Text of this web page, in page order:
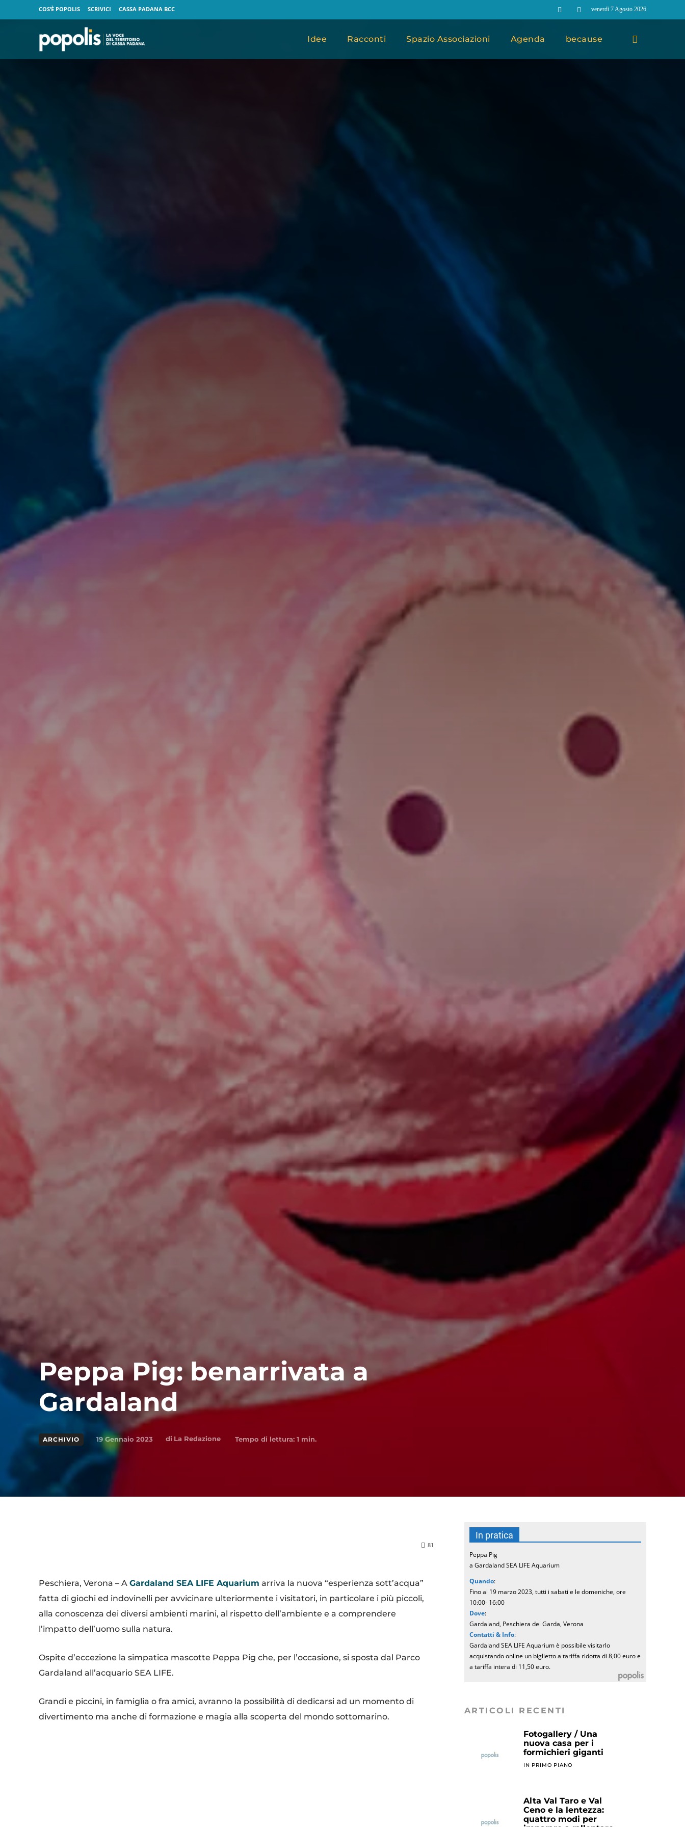
COS’È POPOLIS SCRIVICI CASSA PADANA BCC venerdì 7 Agosto 2026
Idee Racconti Spazio Associazioni Agenda because
Peppa Pig: benarrivata a
Gardaland
ARCHIVIO 19 Gennaio 2023 di La Redazione Tempo di lettura: 1 min.
81
Peschiera, Verona – A Gardaland SEA LIFE Aquarium arriva la nuova “esperienza sott’acqua”
fatta di giochi ed indovinelli per avvicinare ulteriormente i visitatori, in particolare i più piccoli,
alla conoscenza dei diversi ambienti marini, al rispetto dell’ambiente e a comprendere
l’impatto dell’uomo sulla natura.
Ospite d’eccezione la simpatica mascotte Peppa Pig che, per l’occasione, si sposta dal Parco
Gardaland all’acquario SEA LIFE.
Grandi e piccini, in famiglia o fra amici, avranno la possibilità di dedicarsi ad un momento di
divertimento ma anche di formazione e magia alla scoperta del mondo sottomarino.
In pratica
Peppa Pig
a Gardaland SEA LIFE Aquarium
Quando:
Fino al 19 marzo 2023, tutti i sabati e le domeniche, ore
10:00- 16:00
Dove:
Gardaland, Peschiera del Garda, Verona
Contatti & Info:
Gardaland SEA LIFE Aquarium è possibile visitarlo
acquistando online un biglietto a tariffa ridotta di 8,00 euro e
a tariffa intera di 11,50 euro.
ARTICOLI RECENTI
Fotogallery / Una
nuova casa per i
formichieri giganti
IN PRIMO PIANO
Alta Val Taro e Val
Ceno e la lentezza:
quattro modi per